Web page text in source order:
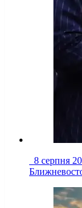
8 серпня